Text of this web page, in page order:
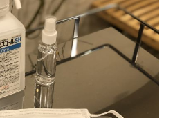
BLOG
アクセス
お問い合わせ